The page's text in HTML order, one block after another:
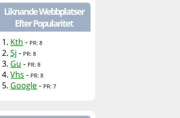
Liknande Webbplatser
Efter Popularitet
1. Kth - PR: 8
2. Sj - PR: 8
3. Gu - PR: 8
4. Vhs - PR: 8
5. Google- PR: 7